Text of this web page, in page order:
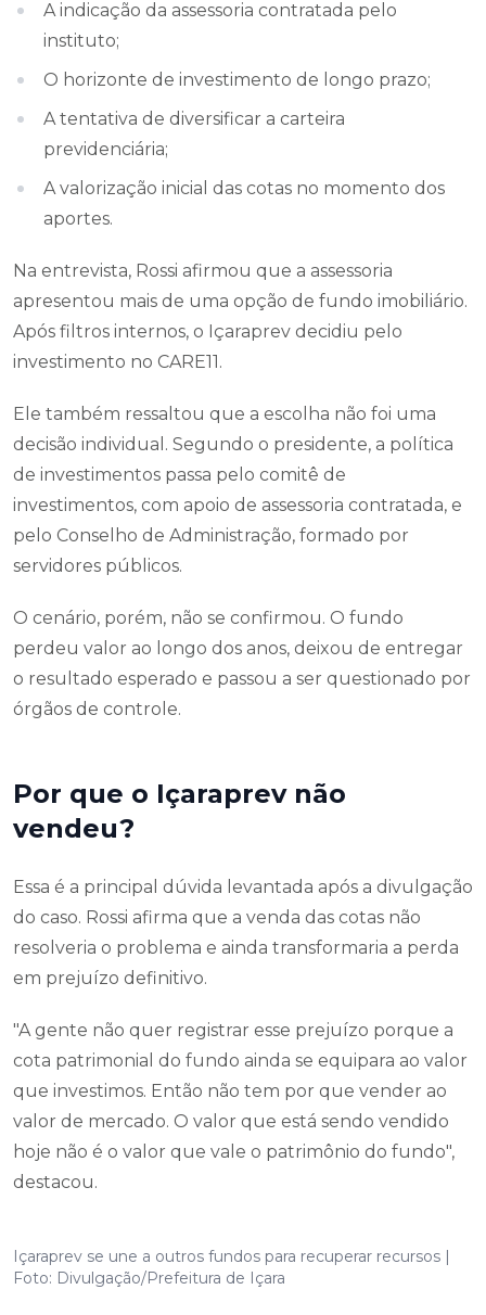
A indicação da assessoria contratada pelo
instituto;
O horizonte de investimento de longo prazo;
A tentativa de diversificar a carteira
previdenciária;
A valorização inicial das cotas no momento dos
aportes.
Na entrevista, Rossi afirmou que a assessoria
apresentou mais de uma opção de fundo imobiliário.
Após filtros internos, o Içaraprev decidiu pelo
investimento no CARE11.
Ele também ressaltou que a escolha não foi uma
decisão individual. Segundo o presidente, a política
de investimentos passa pelo comitê de
investimentos, com apoio de assessoria contratada, e
pelo Conselho de Administração, formado por
servidores públicos.
O cenário, porém, não se confirmou. O fundo
perdeu valor ao longo dos anos, deixou de entregar
o resultado esperado e passou a ser questionado por
órgãos de controle.
Por que o Içaraprev não
vendeu?
Essa é a principal dúvida levantada após a divulgação
do caso. Rossi afirma que a venda das cotas não
resolveria o problema e ainda transformaria a perda
em prejuízo definitivo.
"A gente não quer registrar esse prejuízo porque a
cota patrimonial do fundo ainda se equipara ao valor
que investimos. Então não tem por que vender ao
valor de mercado. O valor que está sendo vendido
hoje não é o valor que vale o patrimônio do fundo",
destacou.
Içaraprev se une a outros fundos para recuperar recursos |
Foto: Divulgação/Prefeitura de Içara